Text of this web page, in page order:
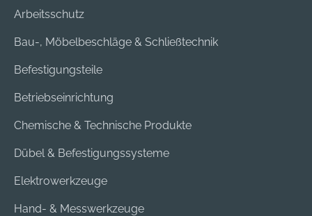
Arbeitsschutz
Bau-, Möbelbeschläge & Schließtechnik
Befestigungsteile
Betriebseinrichtung
Chemische & Technische Produkte
Dübel & Befestigungssysteme
Elektrowerkzeuge
Hand- & Messwerkzeuge